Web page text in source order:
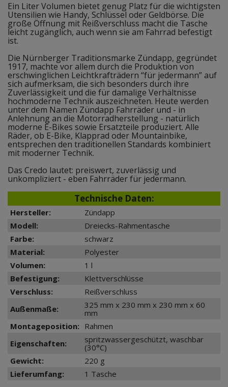
Ein Liter Volumen bietet genug Platz für die wichtigsten
Utensilien wie Handy, Schlüssel oder Geldbörse. Die
große Öffnung mit Reißverschluss macht die Tasche
leicht zugänglich, auch wenn sie am Fahrrad befestigt
ist.
Die Nürnberger Traditionsmarke Zündapp, gegründet
1917, machte vor allem durch die Produktion von
erschwinglichen Leichtkrafträdern “für jedermann” auf
sich aufmerksam, die sich besonders durch ihre
Zuverlässigkeit und die für damalige Verhältnisse
hochmoderne Technik auszeichneten. Heute werden
unter dem Namen Zündapp Fahrräder und - in
Anlehnung an die Motorradherstellung - natürlich
moderne E-Bikes sowie Ersatzteile produziert. Alle
Räder, ob E-Bike, Klapprad oder Mountainbike,
entsprechen den traditionellen Standards kombiniert
mit moderner Technik.
Das Credo lautet: preiswert, zuverlässig und
unkompliziert - eben Fahrräder für jedermann.
Technische Daten:
Hersteller:
Zündapp
Modell:
Dreiecks-Rahmentasche
Farbe:
schwarz
Material:
Polyester
Volumen:
1 l
Befestigung:
Klettverschlüsse
Verschluss:
Reißverschluss
Außenmaße:
325 mm x 230 mm x 230 mm x 60
mm
Montageposition: Rahmen
Eigenschaften:
spritzwassergeschützt, waschbar
(30°C)
Gewicht:
220 g
Lieferumfang:
1 Tasche